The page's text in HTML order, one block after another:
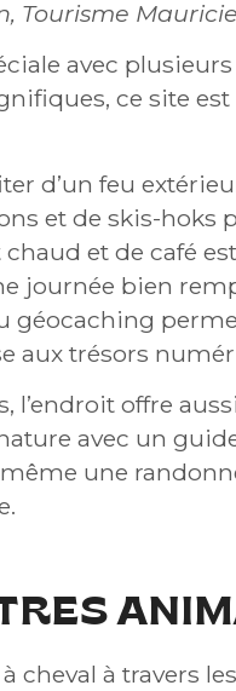
Tourisme
avec
ce site
d’un feu
et de skis-hoks
et de café
journée bien
géocaching
aux trésors
l’endroit offre
avec un
une
cheval à travers